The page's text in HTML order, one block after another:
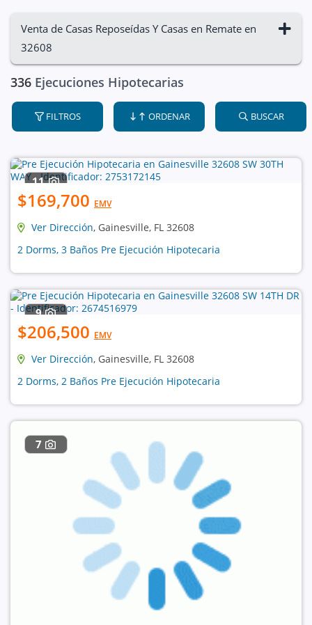
Venta de Casas Reposeídas Y Casas en Remate en
32608
336 Ejecuciones Hipotecarias
FILTROS ORDENAR BUSCAR
11
$169,700 EMV
Ver Dirección, Gainesville, FL 32608
2 Dorms, 3 Baños Pre Ejecución Hipotecaria
9
$206,500 EMV
Ver Dirección, Gainesville, FL 32608
2 Dorms, 2 Baños Pre Ejecución Hipotecaria
7